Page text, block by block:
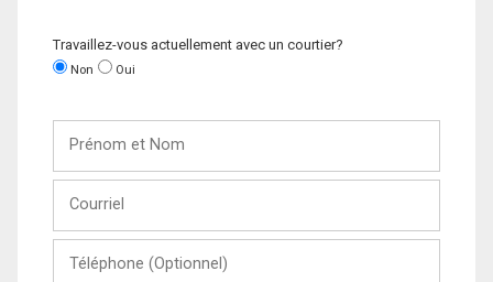
Travaillez-vous actuellement avec un courtier?
Non Oui
Nom
(Optionnel)